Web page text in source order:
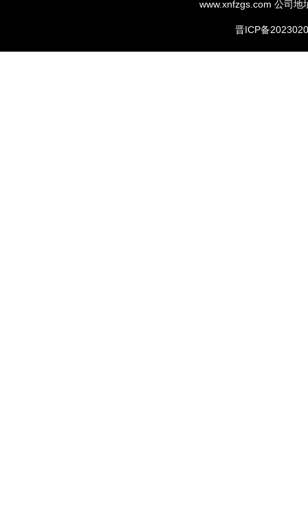
www.xnfzgs.com 公司地
晋ICP备